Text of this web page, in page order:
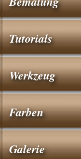
Tutorials
Werkzeug
Farben
Galerie